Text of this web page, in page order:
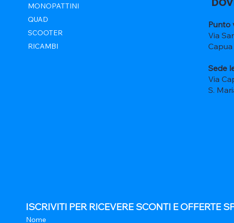
MONOPATTINI
QUAD
SCOOTER
RICAMBI
Punto
Via
Capua
Sede
Via
S.
ISCRIVITI PER RICEVERE SCONTI E OFFERTE
Nome